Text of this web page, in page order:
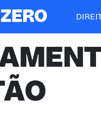
ZERO